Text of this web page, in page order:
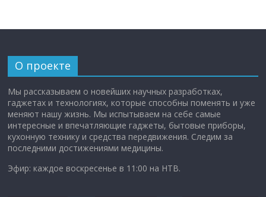
О проекте
Мы рассказываем о новейших научных разработках,
гаджетах и технологиях, которые способны поменять и уже
меняют нашу жизнь. Мы испытываем на себе самые
интересные и впечатляющие гаджеты, бытовые приборы,
кухонную технику и средства передвижения. Следим за
последними достижениями медицины.
Эфир: каждое воскресенье в 11:00 на НТВ.